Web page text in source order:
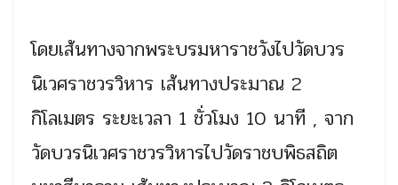
โดยเส้นทางจากพระบรมหาราชวังไปวัดบวร
นิเวศราชวรวิหาร เส้นทางประมาณ 2
กิโลเมตร ระยะเวลา 1 ชั่วโมง 10 นาที , จาก
วัดบวรนิเวศราชวรวิหารไปวัดราชบพิธสถิต